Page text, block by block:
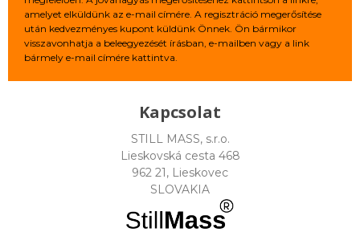
amelyet elküldünk az e-mail címére. A regisztráció megerősítése
után kedvezményes kupont küldünk Önnek. Ön bármikor
visszavonhatja a beleegyezését írásban, e-mailben vagy a link
bármely e-mail címére kattintva.
Kapcsolat
STILL MASS, s.r.o.
Lieskovská cesta 468
962 21, Lieskovec
SLOVAKIA